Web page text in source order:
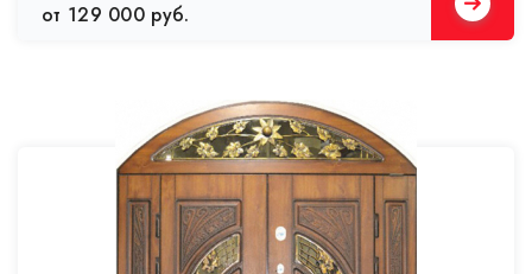
от 129 000 руб.